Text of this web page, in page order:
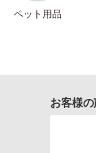
ペット用品
お客様